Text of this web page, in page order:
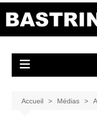
Accueil Médias